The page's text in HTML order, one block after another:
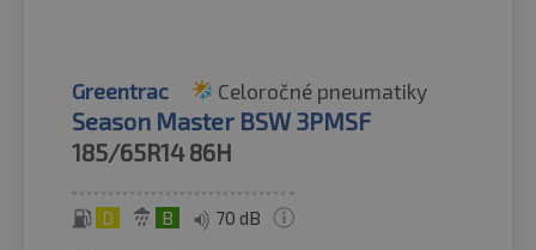
Greentrac Celoročné pneumatiky
Season Master BSW 3PMSF
185/65R14 86H
D B 70 dB